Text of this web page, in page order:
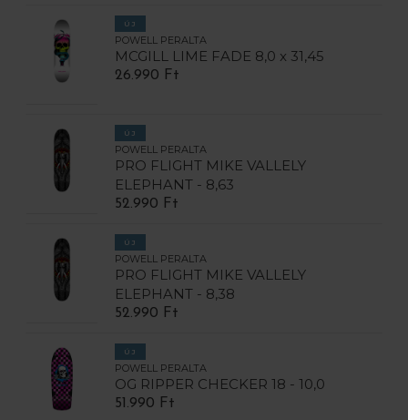
ÚJ
POWELL PERALTA
MCGILL LIME FADE 8,0 x 31,45
26.990 Ft
ÚJ
POWELL PERALTA
PRO FLIGHT MIKE VALLELY
ELEPHANT - 8,63
52.990 Ft
ÚJ
POWELL PERALTA
PRO FLIGHT MIKE VALLELY
ELEPHANT - 8,38
52.990 Ft
ÚJ
POWELL PERALTA
OG RIPPER CHECKER 18 - 10,0
51.990 Ft